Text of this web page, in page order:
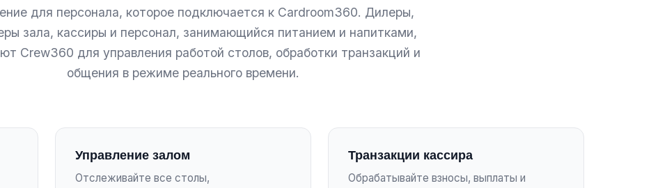
для персонала, которое подключается к Cardroom360. Дилеры,
зала, кассиры и персонал, занимающийся питанием и напитками,
Crew360 для управления работой столов, обработки транзакций и
общения в режиме реального времени.
Управление залом
Отслеживайте все столы,
Транзакции кассира
Обрабатывайте взносы, выплаты и